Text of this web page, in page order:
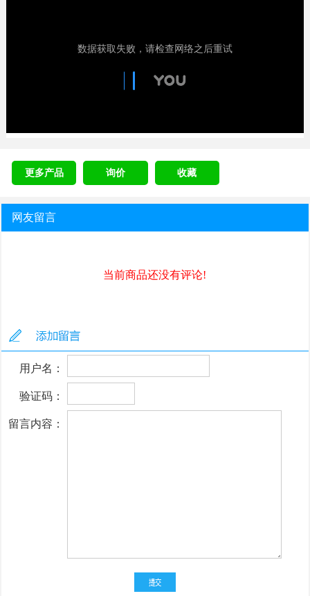
更多产品 询价 收藏
网友留言
当前商品还没有评论!
用户名：
验证码：
留言内容：